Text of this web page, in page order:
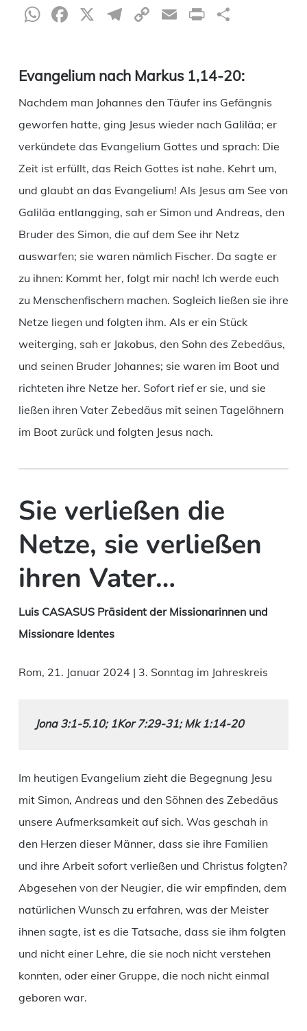
WhatsApp
Facebook
X Telegram
CopyEmailPrint
Evangelium nach Markus 1,14-20:
Nachdem man Johannes den Täufer ins Gefängnis
geworfen hatte, ging Jesus wieder nach Galiläa; er
verkündete das Evangelium Gottes und sprach: Die
Zeit ist erfüllt, das Reich Gottes ist nahe. Kehrt um,
und glaubt an das Evangelium! Als Jesus am See von
Galiläa entlangging, sah er Simon und Andreas, den
Bruder des Simon, die auf dem See ihr Netz
auswarfen; sie waren nämlich Fischer. Da sagte er
zu ihnen: Kommt her, folgt mir nach! Ich werde euch
zu Menschenfischern machen. Sogleich ließen sie ihre
Netze liegen und folgten ihm. Als er ein Stück
weiterging, sah er Jakobus, den Sohn des Zebedäus,
und seinen Bruder Johannes; sie waren im Boot und
richteten ihre Netze her. Sofort rief er sie, und sie
ließen ihren Vater Zebedäus mit seinen Tagelöhnern
im Boot zurück und folgten Jesus nach.
Sie verließen die
Netze, sie verließen
ihren Vater…
Luis CASASUS Präsident der Missionarinnen und
Missionare Identes
Rom, 21. Januar 2024 | 3. Sonntag im Jahreskreis
Jona 3:1-5.10; 1Kor 7:29-31; Mk 1:14-20
Im heutigen Evangelium zieht die Begegnung Jesu
mit Simon, Andreas und den Söhnen des Zebedäus
unsere Aufmerksamkeit auf sich. Was geschah in
den Herzen dieser Männer, dass sie ihre Familien
und ihre Arbeit sofort verließen und Christus folgten?
Abgesehen von der Neugier, die wir empfinden, dem
natürlichen Wunsch zu erfahren, was der Meister
ihnen sagte, ist es die Tatsache, dass sie ihm folgten
und nicht einer Lehre, die sie noch nicht verstehen
konnten, oder einer Gruppe, die noch nicht einmal
geboren war.